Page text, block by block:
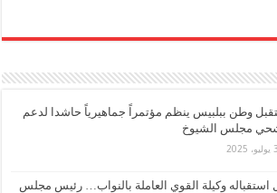
وطن ببلبيس ينظم مؤتمراً جماهيرياً حاشدا لدعم
مجلس الشيوخ
استقباله وكيلة القوي العاملة بالنواب… رئيس مجلس